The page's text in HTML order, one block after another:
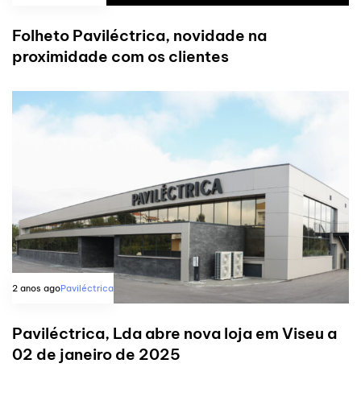
Folheto Paviléctrica, novidade na
proximidade com os clientes
2 anos agoPaviléctrica
Paviléctrica, Lda abre nova loja em Viseu a
02 de janeiro de 2025